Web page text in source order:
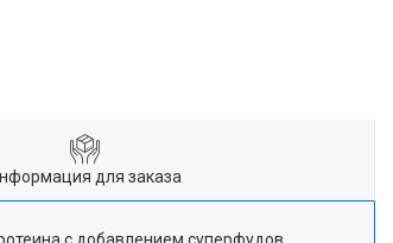
для заказа